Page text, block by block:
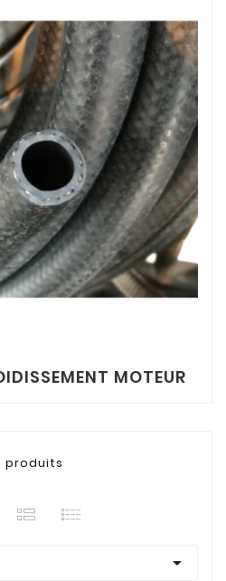
MOTEUR
produits
